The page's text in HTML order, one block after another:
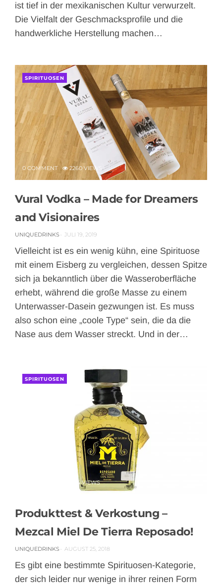
ist tief in der mexikanischen Kultur verwurzelt.
Die Vielfalt der Geschmacksprofile und die
handwerkliche Herstellung machen…
SPIRITUOSEN
0 COMMENT 2260 VIEWS
Vural Vodka – Made for Dreamers
and Visionaires
UNIQUEDRINKS JULI 19, 2019
Vielleicht ist es ein wenig kühn, eine Spirituose
mit einem Eisberg zu vergleichen, dessen Spitze
sich ja bekanntlich über die Wasseroberfläche
erhebt, während die große Masse zu einem
Unterwasser-Dasein gezwungen ist. Es muss
also schon eine „coole Type“ sein, die da die
Nase aus dem Wasser streckt. Und in der…
SPIRITUOSEN
1414 VIEWS
Produkttest & Verkostung –
Mezcal Miel De Tierra Reposado!
UNIQUEDRINKS AUGUST 25, 2018
Es gibt eine bestimmte Spirituosen-Kategorie,
der sich leider nur wenige in ihrer reinen Form